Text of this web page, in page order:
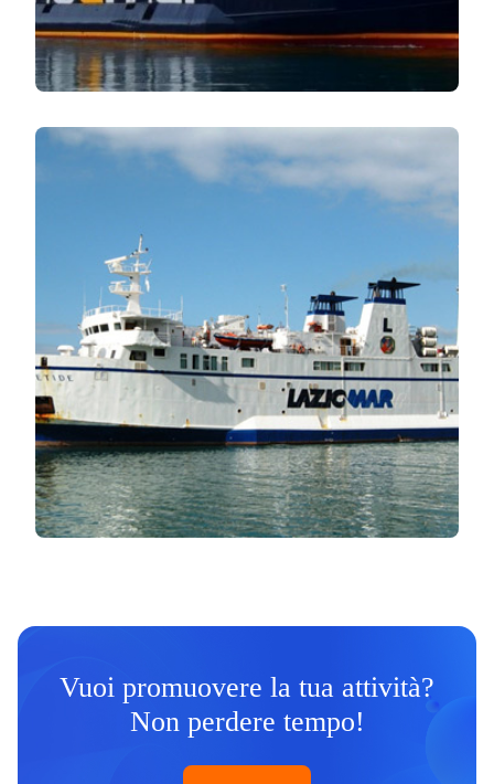
Vuoi promuovere la tua attività?
Non perdere tempo!